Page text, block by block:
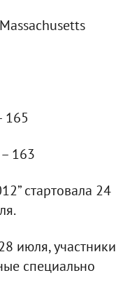
165
163
стартовала 24
июля, участники
специально